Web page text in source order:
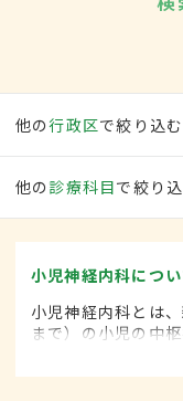
他の行政区で絞り込む
他の 診療科目で絞り
小児神経内科につ
小児神経内科とは
まで）の小児の中
経疾患を専門的に
4月の制度改正前は